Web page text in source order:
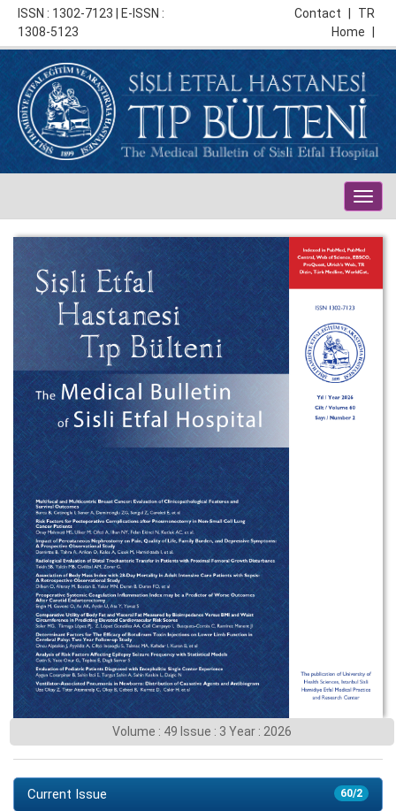
ISSN : 1302-7123 | E-ISSN :
1308-5123
TR
Contact
Home
Volume : 49 Issue : 3 Year : 2026
60/2
Current Issue